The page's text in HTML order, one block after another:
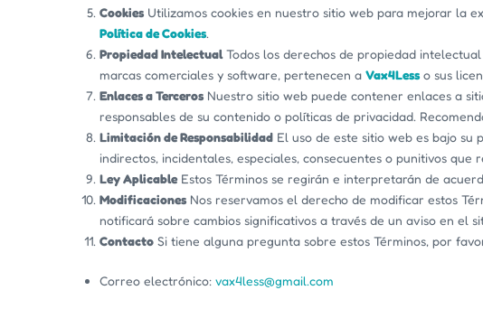
Cookies Utilizamos cookies en nuestro sitio web para mejorar la
Política de Cookies.
Propiedad IntelectualTodos los derechos de propiedad
marcas comerciales y software, pertenecen a Vax4Lesso sus
Enlaces a Terceros Nuestro sitio web puede contener enlaces a
responsables de su contenido o políticas de privacidad.
Limitación de Responsabilidad El uso de este sitio web es bajo
indirectos, incidentales, especiales, consecuentes o punitivos
Ley AplicableEstos Términos se regirán e interpretarán de
Modificaciones Nos reservamos el derecho de modificar estos
notificará sobre cambios significativos a través de un aviso en el
Contacto Si tiene alguna pregunta sobre estos Términos, por
Correo electrónico: vax4less@gmail.com